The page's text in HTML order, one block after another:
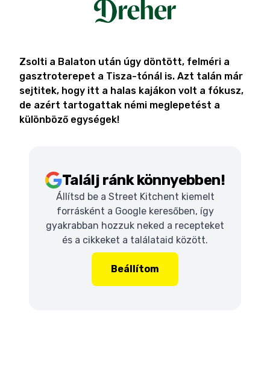
Zsolti a Balaton után úgy döntött, felméri a
gasztroterepet a Tisza-tónál is. Azt talán már
sejtitek, hogy itt a halas kajákon volt a fókusz,
de azért tartogattak némi meglepetést a
különböző egységek!
Találj ránk könnyebben!
Állítsd be a Street Kitchent kiemelt
forrásként a Google keresőben, így
gyakrabban hozzuk neked a recepteket
és a cikkeket a találataid között.
Beállítom